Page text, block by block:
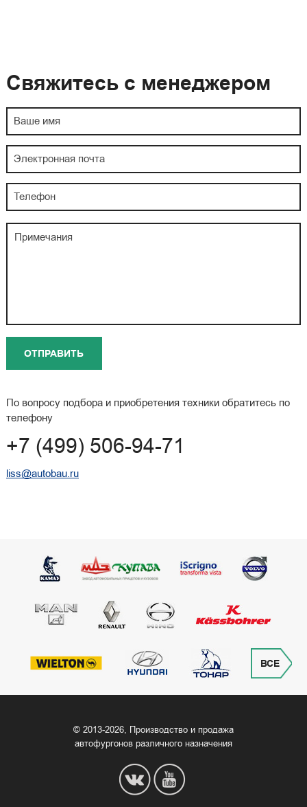
Свяжитесь с менеджером
По вопросу подбора и приобретения техники обратитесь по
телефону
+7 (499) 506-94-71
liss@autobau.ru
ВСЕ
© 2013‒2026, Производство и продажа
автофургонов различного назначения